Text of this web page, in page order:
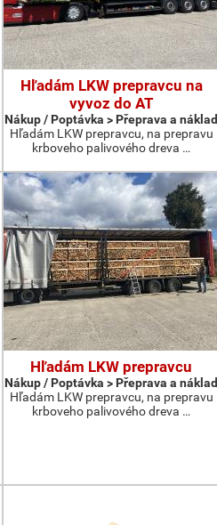
Hľadám LKW prepravcu na
vyvoz do AT
Nákup / Poptávka > Přeprava a náklad
Hľadám LKW prepravcu, na prepravu
krboveho palivového dreva …
Hľadám LKW prepravcu
Nákup / Poptávka > Přeprava a náklad
Hľadám LKW prepravcu, na prepravu
krboveho palivového dreva …